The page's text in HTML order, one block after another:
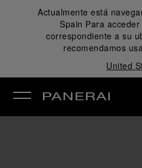
Actualmente está
Spain Para
correspondiente a su
recomendamos
United